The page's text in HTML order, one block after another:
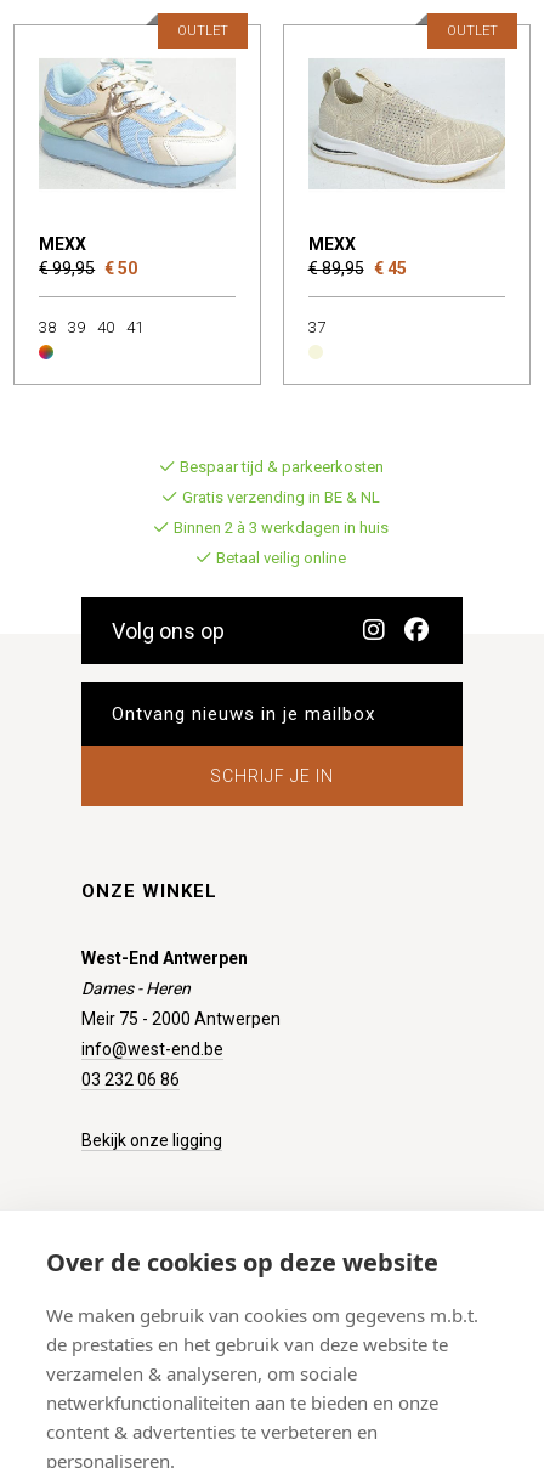
Over de cookies op deze website
We maken gebruik van cookies om gegevens m.b.t.
de prestaties en het gebruik van deze website te
verzamelen & analyseren, om sociale
netwerkfunctionaliteiten aan te bieden en onze
content & advertenties te verbeteren en
personaliseren.
MEXX
€ 99,95 € 50
OUTLET
38 39 40 41
MEXX
€ 89,95 € 45
OUTLET
37
Bespaar tijd & parkeerkosten
Gratis verzending in BE & NL
Binnen 2 à 3 werkdagen in huis
Betaal veilig online
Volg ons op
SCHRIJF JE IN
ONZE WINKEL
West-End Antwerpen
Dames - Heren
Meir 75 - 2000 Antwerpen
info@west-end.be
03 232 06 86
Bekijk onze ligging
Verzenden
Retourneren
Betalen
Veelgestelde vragen